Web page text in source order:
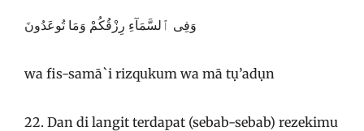
وَفِى ٱلسَّمَآءِ رِزْقُكُمْ وَمَا تُوعَدُونَ
wa fis-samā`i rizqukum wa mā tụ’adụn
22. Dan di langit terdapat (sebab-sebab) rezekimu